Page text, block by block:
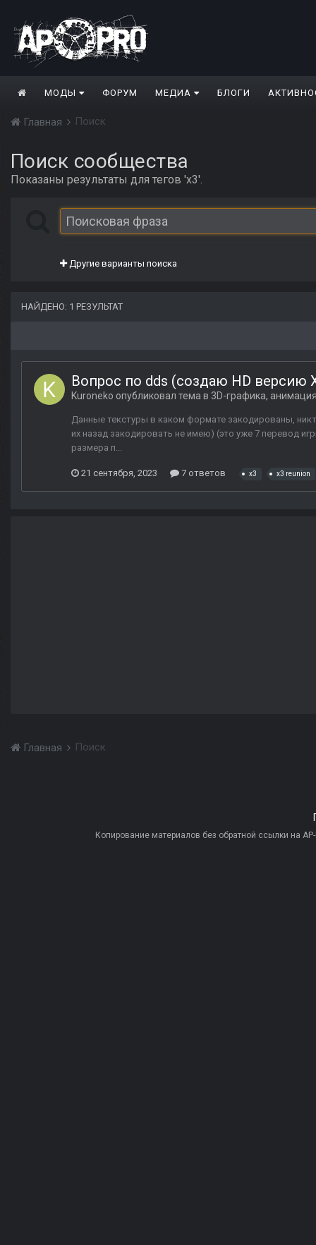
МОДЫ ФОРУМ МЕДИА БЛОГИ
Главная Поиск
Поиск сообщества
Показаны результаты для тегов 'x3'.
Другие варианты поиска
НАЙДЕНО: 1 РЕЗУЛЬТАТ
Вопрос по dds (создаю HD версию
Kuroneko опубликовал тема в 3D-графика,
Данные текстуры в каком формате закодированы,
их назад закодировать не имею) (это уже 7 перевод
размера п...
21 сентября, 2023 7 ответов x3 x3 reunion
Главная Поиск
Копирование материалов без обратной ссылки на